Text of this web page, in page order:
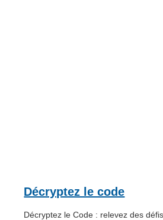
Décryptez le code
Décryptez le Code : relevez des